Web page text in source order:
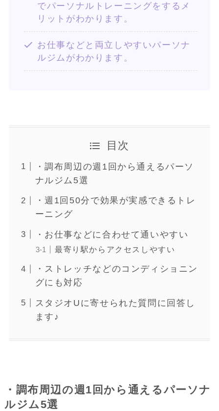
でパーソナルトレーニングをするメ
リットがわかります。
お仕事などと両立しやすいパーソナ
ルジムがわかります。
目次
・調布周辺の週1回から通えるパーソ
ナルジム5選
・週1回50分で効果が実感できるトレ
ーニング
・お仕事などに合わせて通いやすい
最寄り駅からアクセスしやすい
・ストレッチなどのコンディショニン
グにも対応
スタジオUに寄せられた質問に回答し
ます♪
・調布周辺の週1回から通えるパーソナ
ルジム5選